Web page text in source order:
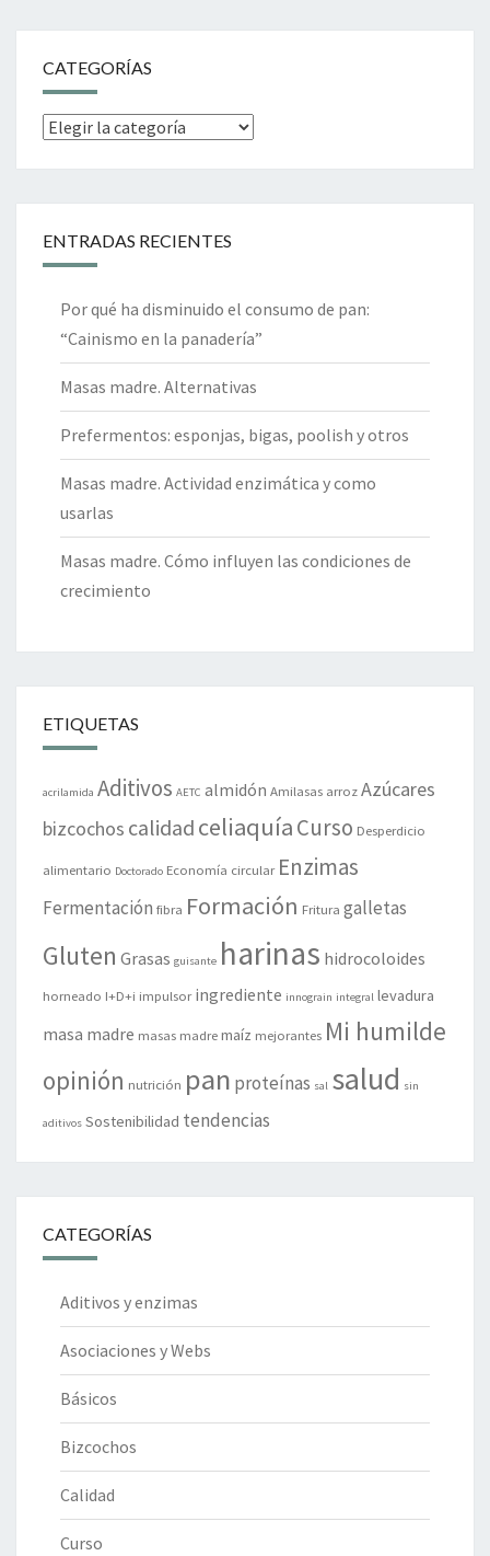
CATEGORÍAS
Categorías
ENTRADAS RECIENTES
Por qué ha disminuido el consumo de pan:
“Cainismo en la panadería”
Masas madre. Alternativas
Prefermentos: esponjas, bigas, poolish y otros
Masas madre. Actividad enzimática y como
usarlas
Masas madre. Cómo influyen las condiciones de
crecimiento
ETIQUETAS
acrilamida Aditivos AETC almidón Amilasas arrozAzúcares
bizcochos calidad celiaquíaCurso Desperdicio
alimentario Doctorado Economía circular Enzimas
Fermentación fibra Formación Fritura galletas
Gluten Grasas guisante harinas hidrocoloides
horneado I+D+i impulsor ingrediente innograin integral levadura
masa madre masas madremaíz mejorantes Mi humilde
opinión nutrición pan proteínas sal salud sin
aditivos Sostenibilidad tendencias
CATEGORÍAS
Aditivos y enzimas
Asociaciones y Webs
Básicos
Bizcochos
Calidad
Curso